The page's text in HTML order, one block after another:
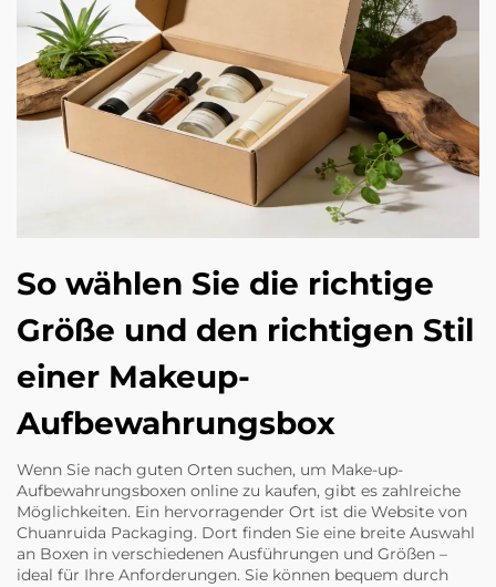
So wählen Sie die richtige
Größe und den richtigen Stil
einer Makeup-
Aufbewahrungsbox
Wenn Sie nach guten Orten suchen, um Make-up-
Aufbewahrungsboxen online zu kaufen, gibt es zahlreiche
Möglichkeiten. Ein hervorragender Ort ist die Website von
Chuanruida Packaging. Dort finden Sie eine breite Auswahl
an Boxen in verschiedenen Ausführungen und Größen –
ideal für Ihre Anforderungen. Sie können bequem durch